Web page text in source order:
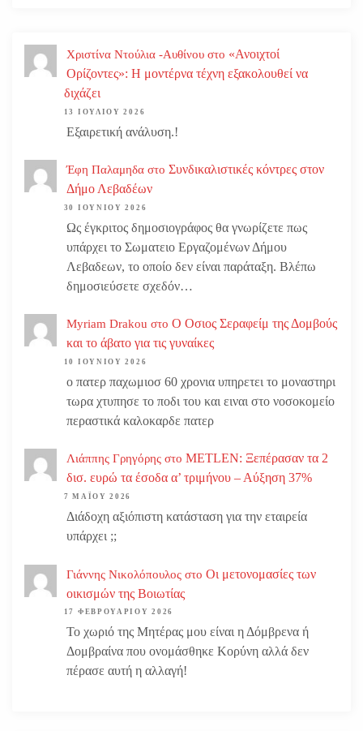
Χριστίνα Ντούλια -Αυθίνου στο «Ανοιχτοί
Ορίζοντες»: Η μοντέρνα τέχνη εξακολουθεί να
διχάζει
13 ΙΟΥΛΊΟΥ 2026
Εξαιρετική ανάλυση.!
Έφη Παλαμηδα στο Συνδικαλιστικές κόντρες στον
Δήμο Λεβαδέων
30 ΙΟΥΝΊΟΥ 2026
Ως έγκριτος δημοσιογράφος θα γνωρίζετε πως
υπάρχει το Σωματειο Εργαζομένων Δήμου
Λεβαδεων, το οποίο δεν είναι παράταξη. Βλέπω
δημοσιεύσετε σχεδόν…
Myriam Drakou στο Ο Οσιος Σεραφείμ της Δομβούς
και το άβατο για τις γυναίκες
10 ΙΟΥΝΊΟΥ 2026
ο πατερ παχωμιοσ 60 χρονια υπηρετει το μοναστηρι
τωρα χτυπησε το ποδι του και ειναι στο νοσοκομείο
περαστικά καλοκαρδε πατερ
Λιάππης Γρηγόρης στο METLEN: Ξεπέρασαν τα 2
δισ. ευρώ τα έσοδα α’ τριμήνου – Αύξηση 37%
7 ΜΑΪ́ΟΥ 2026
Διάδοχη αξιόπιστη κατάσταση για την εταιρεία
υπάρχει ;;
Γιάννης Νικολόπουλος στο Οι μετονομασίες των
οικισμών της Βοιωτίας
17 ΦΕΒΡΟΥΑΡΊΟΥ 2026
Το χωριό της Μητέρας μου είναι η Δόμβρενα ή
Δομβραίνα που ονομάσθηκε Κορύνη αλλά δεν
πέρασε αυτή η αλλαγή!